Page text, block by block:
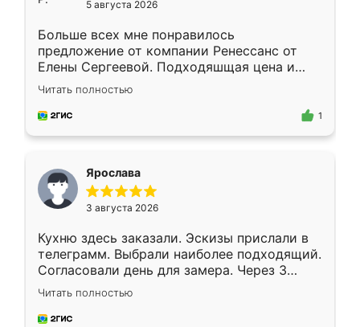
5 августа 2026
Больше всех мне понравилось
предложение от компании Ренессанс от
Елены Сергеевой. Подходяшщая цена и
короткие сроки изготовления. Приехавший
для замера сотрудник Владислав
предложил по моему эскизу самый
Читать полностью
1
Ярослава
3 августа 2026
Кухню здесь заказали. Эскизы прислали в
телеграмм. Выбрали наиболее подходящий.
Согласовали день для замера. Через 3
недели кухня была уже готова. Остались
довольны работой. Спасибо Ренессанс
мебель за качественную работу!
Читать полностью